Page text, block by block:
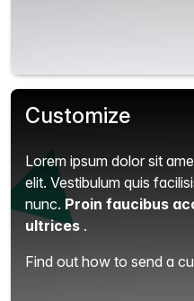
Customize
Lorem ipsum dolor sit
elit. Vestibulum quis
nunc. Proin faucibus
ultrices .
Find out how to send a